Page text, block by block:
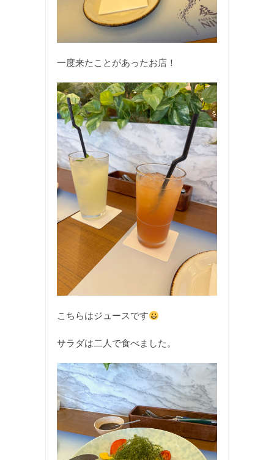
一度来たことがあったお店！
こちらはジュースです
サラダは二人で食べました。